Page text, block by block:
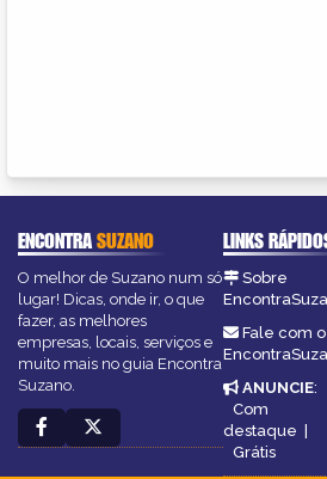
ENCONTRASUZANO
O melhor de Suzano num só
lugar! Dicas, onde ir, o que
fazer, as melhores
empresas, locais, serviços e
muito mais no guia Encontra
Suzano.
LINKS
Sobre
Fale com o
ANUNCIE:
Com
destaque |
Grátis